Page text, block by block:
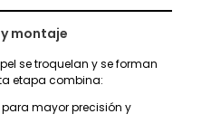
montaje
se troquelan y se forman
etapa combina:
mayor precisión y